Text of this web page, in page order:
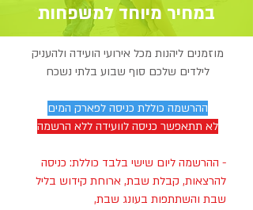
במחיר מיוחד למשפחות
מוזמנים ליהנות מכל אירועי הועידה ולהעניק
לילדים שלכם סוף שבוע בלתי נשכח
ההרשמה כוללת כניסה לפארק המים
לא תתאפשר כניסה לוועידה ללא הרשמה
- ההרשמה ליום שישי בלבד כוללת: כניסה
להרצאות, קבלת שבת, ארוחת קידוש בליל
שבת והשתתפות בעונג שבת,